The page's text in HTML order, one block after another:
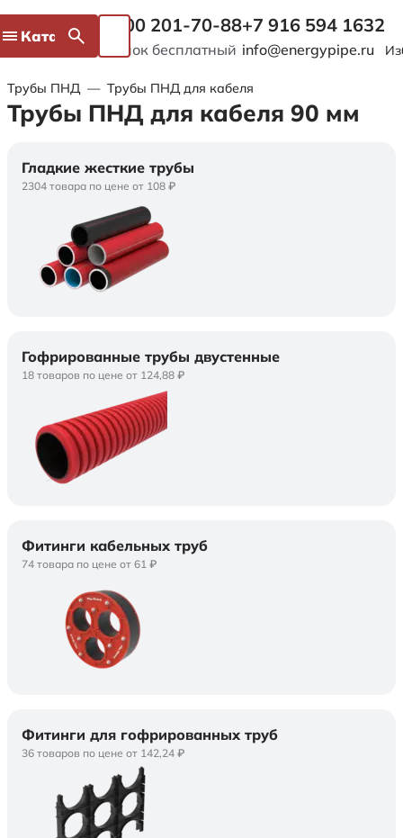
Каталог 8 800 201-70-88
Звонок бесплатный
+7 916 594 1632
info@energypipe.ru
Трубы ПНД — Трубы ПНД для кабеля
Трубы ПНД для кабеля 90 мм
Гладкие жесткие трубы
2304 товара по цене от 108 ₽
Гофрированные трубы двустенные
18 товаров по цене от 124,88 ₽
Фитинги кабельных труб
74 товара по цене от 61 ₽
Фитинги для гофрированных труб
36 товаров по цене от 142,24 ₽